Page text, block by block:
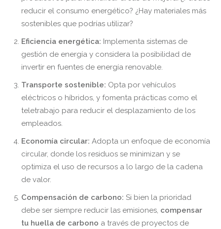
reducir el consumo energético? ¿Hay materiales más
sostenibles que podrías utilizar?
Eficiencia energética: Implementa sistemas de
gestión de energía y considera la posibilidad de
invertir en fuentes de energía renovable.
Transporte sostenible: Opta por vehículos
eléctricos o híbridos, y fomenta prácticas como el
teletrabajo para reducir el desplazamiento de los
empleados.
Economía circular: Adopta un enfoque de economía
circular, donde los residuos se minimizan y se
optimiza el uso de recursos a lo largo de la cadena
de valor.
Compensación de carbono: Si bien la prioridad
debe ser siempre reducir las emisiones, compensar
tu huella de carbono a través de proyectos de